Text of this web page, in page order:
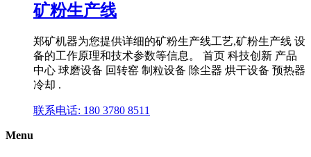
矿粉生产线
郑矿机器为您提供详细的矿粉生产线工艺,矿粉生产线 设
备的工作原理和技术参数等信息。 首页 科技创新 产品
中心 球磨设备 回转窑 制粒设备 除尘器 烘干设备 预热器
冷却 .
联系电话: 180 3780 8511
Menu